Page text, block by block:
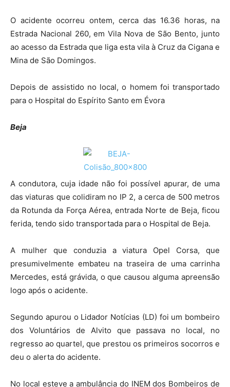
O acidente ocorreu ontem, cerca das 16.36 horas, na
Estrada Nacional 260, em Vila Nova de São Bento, junto
ao acesso da Estrada que liga esta vila à Cruz da Cigana e
Mina de São Domingos.
Depois de assistido no local, o homem foi transportado
para o Hospital do Espírito Santo em Évora
Beja
A condutora, cuja idade não foi possível apurar, de uma
das viaturas que colidiram no IP 2, a cerca de 500 metros
da Rotunda da Força Aérea, entrada Norte de Beja, ficou
ferida, tendo sido transportada para o Hospital de Beja.
A mulher que conduzia a viatura Opel Corsa, que
presumivelmente embateu na traseira de uma carrinha
Mercedes, está grávida, o que causou alguma apreensão
logo após o acidente.
Segundo apurou o Lidador Notícias (LD) foi um bombeiro
dos Voluntários de Alvito que passava no local, no
regresso ao quartel, que prestou os primeiros socorros e
deu o alerta do acidente.
No local esteve a ambulância do INEM dos Bombeiros de